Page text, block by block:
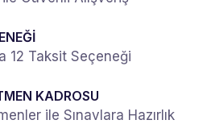
12 Taksit Seçeneği
KADROSU
ile Sınavlara Hazırlık